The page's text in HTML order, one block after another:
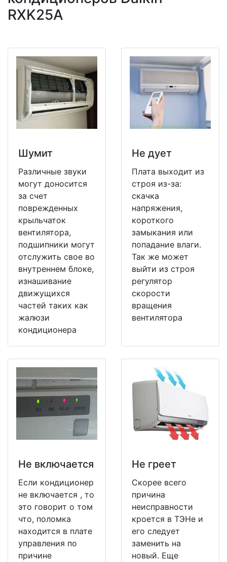
RXK25A
Шумит
Различные звуки
могут доносится
за счет
поврежденных
крыльчаток
вентилятора,
подшипники могут
отслужить свое во
внутреннем блоке,
изнашивание
движущихся
частей таких как
жалюзи
кондиционера
Не дует
Плата выходит из
строя из-за:
скачка
напряжения,
короткого
замыкания или
попадание влаги.
Так же может
выйти из строя
регулятор
скорости
вращения
вентилятора
Не включается
Если кондиционер
не включается , то
это говорит о том
что, поломка
находится в плате
управления по
причине
Не греет
Скорее всего
причина
неисправности
кроется в ТЭНе и
его следует
заменить на
новый. Еще